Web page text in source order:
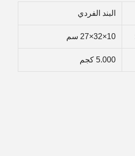
البند الفردي
10×32×27 سم
5.000 كجم